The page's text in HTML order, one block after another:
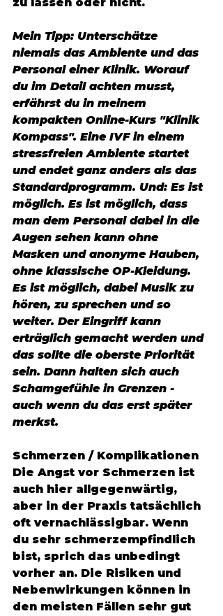
Mein Tipp: Unterschätze
niemals das Ambiente und das
Personal einer Klinik. Worauf
du im Detail achten musst,
erfährst du in meinem
kompakten Online-Kurs "Klinik
Kompass". Eine IVF in einem
stressfreien Ambiente startet
und endet ganz anders als das
Standardprogramm. Und: Es ist
möglich. Es ist möglich, dass
man dem Personal dabei in die
Augen sehen kann ohne
Masken und anonyme Hauben,
ohne klassische OP-Kleidung.
Es ist möglich, dabei Musik zu
hören, zu sprechen und so
weiter. Der Eingriff kann
erträglich gemacht werden und
das sollte die oberste Priorität
sein. Dann halten sich auch
Schamgefühle in Grenzen -
auch wenn du das erst später
merkst.
Schmerzen / Komplikationen
Die Angst vor Schmerzen ist
auch hier allgegenwärtig,
aber in der Praxis tatsächlich
oft vernachlässigbar. Wenn
du sehr schmerzempfindlich
bist, sprich das unbedingt
vorher an. Die Risiken und
Nebenwirkungen können in
den meisten Fällen sehr gut